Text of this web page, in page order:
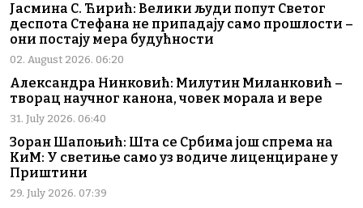
Јасмина С. Ћирић: Велики људи попут Светог
деспота Стефана не припадају само прошлости –
они постају мера будућности
02. August 2026. 06:20
Александра Нинковић: Милутин Миланковић –
творац научног канона, човек морала и вере
31. July 2026. 06:40
Зоран Шапоњић: Шта се Србима још спрема на
КиМ: У светиње само уз водиче лиценциране у
Приштини
29. July 2026. 07:39